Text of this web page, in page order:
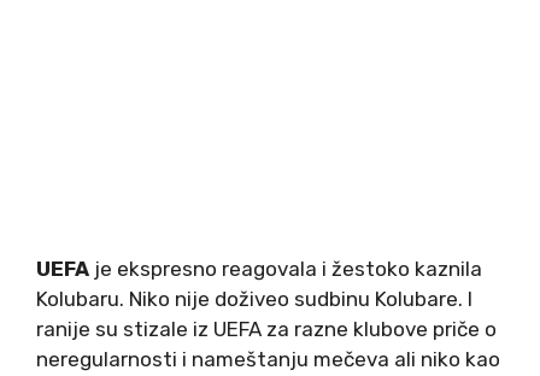
UEFA je ekspresno reagovala i žestoko kaznila
Kolubaru. Niko nije doživeo sudbinu Kolubare. I
ranije su stizale iz UEFA za razne klubove priče o
neregularnosti i nameštanju mečeva ali niko kao